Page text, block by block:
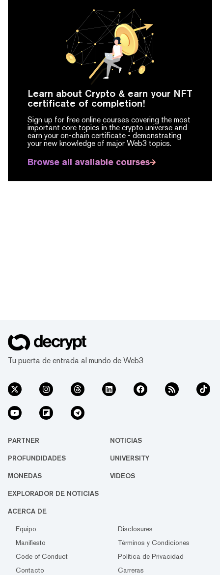
Learn about Crypto & earn your NFT
certificate of completion!
Sign up for free online courses covering the most
important core topics in the crypto universe and
earn your on-chain certificate - demonstrating
your new knowledge of major Web3 topics.
Browse all available courses
Tu puerta de entrada al mundo de Web3
PARTNER NOTICIAS
PROFUNDIDADES UNIVERSITY
MONEDAS VIDEOS
EXPLORADOR DE NOTICIAS
ACERCA DE
Equipo
Disclosures
Manifiesto
Términos y Condiciones
Code of Conduct
Política de Privacidad
Contacto
Carreras